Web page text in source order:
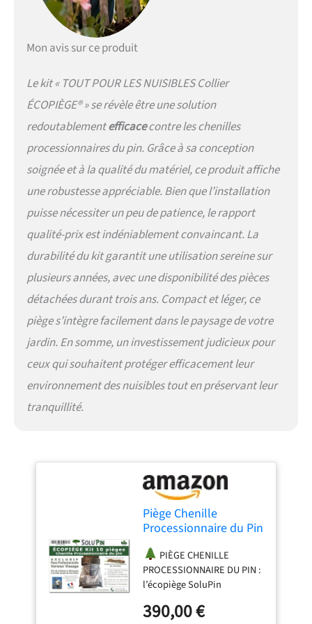
vissage TX30, 1 notice de
adultes, souvent présents
dans les parcs, jardins ou
DE CERCLAGE À VISSAGE
SÉCURISÉ : la collerette est
solidement plaquée contre
l’écorce pour empêcher les
chenilles de passer derrière
le piège.
SOLUTION
ÉCOLOGIQUE SANS
INSECTICIDE : piège
mécanique qui utilise
simplement le
comportement naturel des
chenilles processionnaires,
sans produit chimique. 🛠
INSTALLATION SIMPLE ET
ADAPTABLE : la longueur à
découper permet d’ajuster
facilement le piège à la
circonférence du tronc.
JARDINS ET ESPACES
PUBLICS : solution utilisée
par particuliers,
collectivités, campings,
écoles ou gestionnaires
d’espaces verts.
PIÈGE
RÉUTILISABLE PLUSIEURS
SAISONS : dispositif robuste
pouvant être réinstallé
chaque année pendant la
Mon avis sur ce produit
Le kit « TOUT POUR LES NUISIBLES Collier
ÉCOPIÈGE® » se révèle être une solution
redoutablementefficacecontre les chenilles
processionnaires du pin. Grâce à sa conception
soignée et à la qualité du matériel, ce produit affiche
une robustesse appréciable. Bien que l’installation
puisse nécessiter un peu de patience, le rapport
qualité-prix est indéniablement convaincant. La
durabilité du kit garantit une utilisation sereine sur
plusieurs années, avec une disponibilité des pièces
détachées durant trois ans. Compact et léger, ce
piège s’intègre facilement dans le paysage de votre
jardin. En somme, un investissement judicieux pour
ceux qui souhaitent protéger efficacement leur
environnement des nuisibles tout en préservant leur
tranquillité.
Piège Chenille
Processionnaire du Pin
16,60 m à Découper
(Jusqu’à 10 Pièges Ø
50 cm) – Cerclage
Réutilisable sans
Insecticide – Idéal
PIÈGE CHENILLE
PROCESSIONNAIRE DU PIN :
l’écopiège SoluPin
processionnaires
390,00 €